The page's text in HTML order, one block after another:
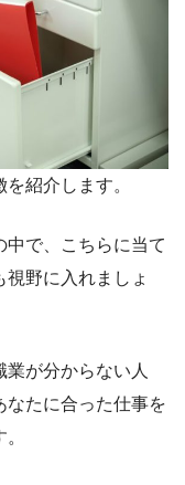
紹介します。
中で、こちらに当て
野に入れましょ
が分からない人
なたに合った仕事を